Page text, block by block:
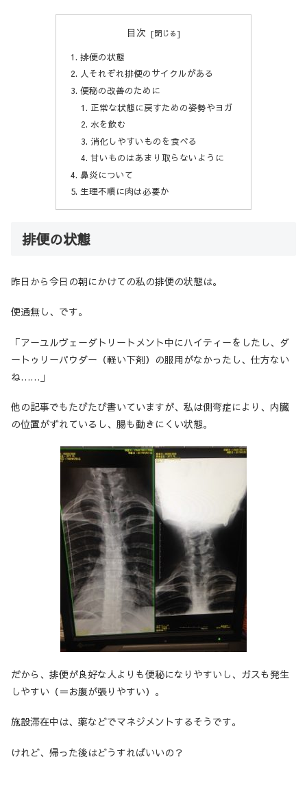
目次
排便の状態
人それぞれ排便のサイクルがある
便秘の改善のために
正常な状態に戻すための姿勢やヨガ
水を飲む
消化しやすいものを食べる
甘いものはあまり取らないように
鼻炎について
生理不順に肉は必要か
排便の状態
昨日から今日の朝にかけての私の排便の状態は。
便通無し、です。
「アーユルヴェーダトリートメント中にハイティーをしたし、ダ
ートゥリーパウダー（軽い下剤）の服用がなかったし、仕方ない
ね……」
他の記事でもたびたび書いていますが、私は側弯症により、内臓
の位置がずれているし、腸も動きにくい状態。
だから、排便が良好な人よりも便秘になりやすいし、ガスも発生
しやすい（＝お腹が張りやすい）。
施設滞在中は、薬などでマネジメントするそうです。
けれど、帰った後はどうすればいいの？